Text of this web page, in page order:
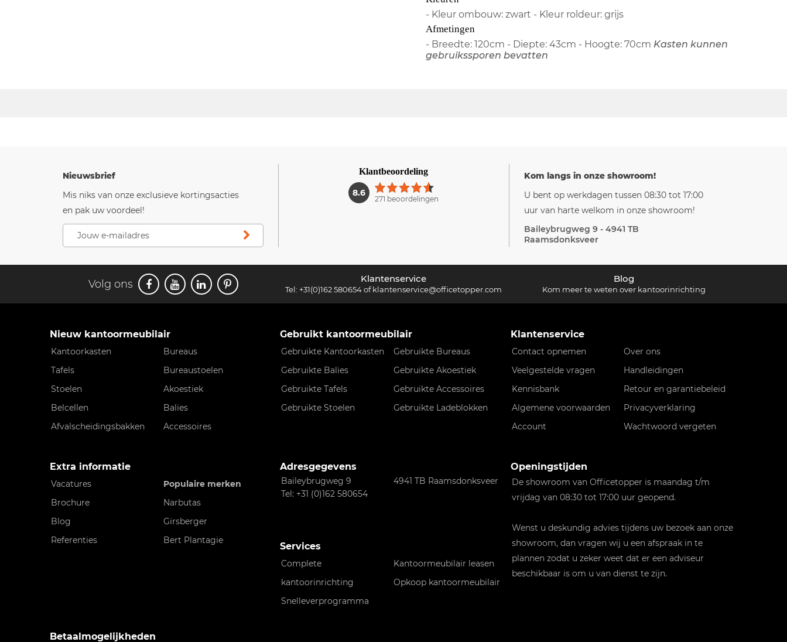
- Kleur ombouw: zwart - Kleur roldeur: grijs
Afmetingen
- Breedte: 120cm - Diepte: 43cm - Hoogte: 70cm Kasten kunnen
gebruikssporen bevatten
Nieuwsbrief
Mis niks van onze exclusieve kortingsacties
en pak uw voordeel!
Klantbeoordeling
8.6 1
271 beoordelingen
Kom langs in onze showroom!
U bent op werkdagen tussen 08:30 tot 17:00
uur van harte welkom in onze showroom!
Baileybrugweg 9 - 4941 TB
Raamsdonksveer
Volg ons Klantenservice
Tel: +31(0)162 580654ofklantenservice@officetopper.com
Blog
Kom meer te weten over kantoorinrichting
Nieuw kantoormeubilair
Kantoorkasten
Bureaus
Tafels
Bureaustoelen
Stoelen
Akoestiek
Belcellen
Balies
Afvalscheidingsbakken
Accessoires
Extra informatie
Vacatures
Populaire merken
Brochure
Narbutas
Blog
Girsberger
Referenties
Bert Plantagie
Betaalmogelijkheden
Gebruikt kantoormeubilair
Gebruikte Kantoorkasten
Gebruikte Bureaus
Gebruikte Balies
Gebruikte Akoestiek
Gebruikte Tafels
Gebruikte Accessoires
Gebruikte Stoelen
Gebruikte Ladeblokken
Adresgegevens
Baileybrugweg 9
4941 TB Raamsdonksveer
Tel: +31 (0)162 580654
Services
Complete
kantoorinrichting
Kantoormeubilair leasen
Opkoop kantoormeubilair
Snelleverprogramma
Klantenservice
Contact opnemen
Over ons
Veelgestelde vragen
Handleidingen
Kennisbank
Retour en garantiebeleid
Algemene voorwaarden
Privacyverklaring
Account
Wachtwoord vergeten
Openingstijden
De showroom van Officetopper is maandag t/m
vrijdag van 08:30 tot 17:00 uur geopend.
Wenst u deskundig advies tijdens uw bezoek aan onze
showroom, dan vragen wij u een afspraak in te
plannen zodat u zeker weet dat er een adviseur
beschikbaar is om u van dienst te zijn.